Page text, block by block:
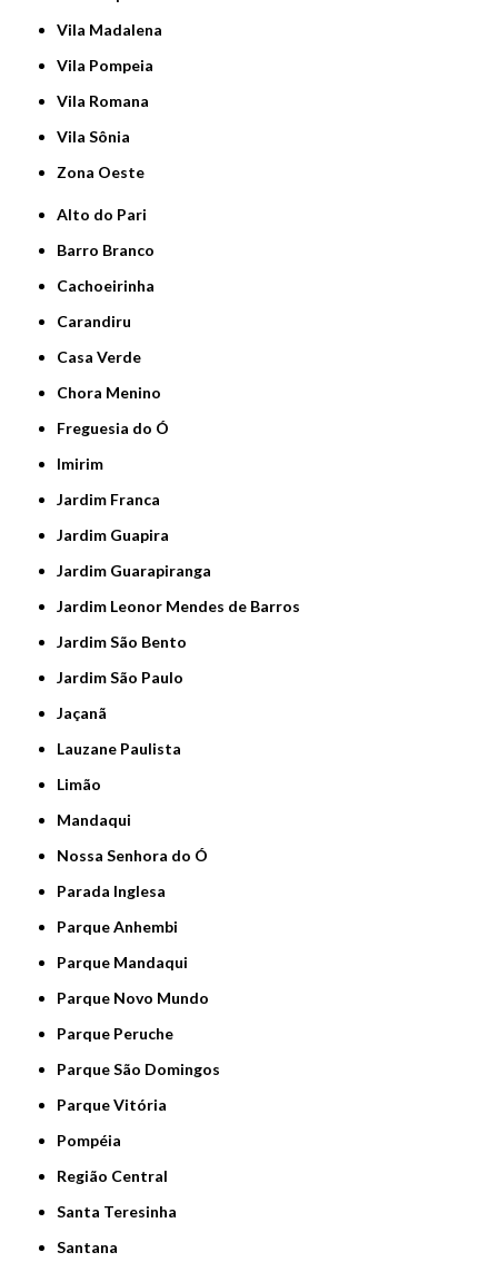
Vila Madalena
Vila Pompeia
Vila Romana
Vila Sônia
Zona Oeste
Alto do Pari
Barro Branco
Cachoeirinha
Carandiru
Casa Verde
Chora Menino
Freguesia do Ó
Imirim
Jardim Franca
Jardim Guapira
Jardim Guarapiranga
Jardim Leonor Mendes de Barros
Jardim São Bento
Jardim São Paulo
Jaçanã
Lauzane Paulista
Limão
Mandaqui
Nossa Senhora do Ó
Parada Inglesa
Parque Anhembi
Parque Mandaqui
Parque Novo Mundo
Parque Peruche
Parque São Domingos
Parque Vitória
Pompéia
Região Central
Santa Teresinha
Santana